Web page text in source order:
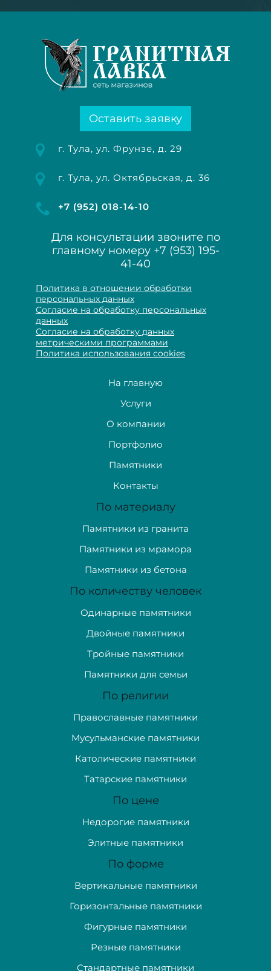
Оставить заявку
г. Тула, ул. Фрунзе, д. 29
г. Тула, ул. Октябрьская, д. 36
+7 (952) 018-14-10
Для консультации звоните по
главному номеру +7 (953) 195-
41-40
Политика в отношении обработки
персональных данных
Согласие на обработку персональных
данных
Согласие на обработку данных
метрическими программами
Политика использования cookies
На главную
Услуги
О компании
Портфолио
Памятники
Контакты
По материалу
Памятники из гранита
Памятники из мрамора
Памятники из бетона
По количеству человек
Одинарные памятники
Двойные памятники
Тройные памятники
Памятники для семьи
По религии
Православные памятники
Мусульманские памятники
Католические памятники
Татарские памятники
По цене
Недорогие памятники
Элитные памятники
По форме
Вертикальные памятники
Горизонтальные памятники
Фигурные памятники
Резные памятники
Стандартные памятники